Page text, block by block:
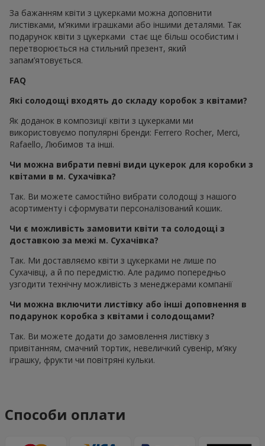
За бажанням квіти з цукерками можна доповнити
листівками, м’якими іграшками або іншими деталями. Так
подарунок квіти з цукерками стає ще більш особистим і
перетворюється на стильний презент, який
запам’ятовується.
FAQ
Які солодощі входять до складу коробок з квітами?
Як доданок в композиції квіти з цукерками ми
використовуємо популярні бренди: Ferrero Rocher, Merci,
Rafaello, Любимов та інші.
Чи можна вибрати певні види цукерок для коробки з
квітами в м. Сухачівка?
Так. Ви можете самостійно вибрати солодощі з нашого
асортименту і сформувати персоналізований кошик.
Чи є можливість замовити квіти та солодощі з
доставкою за межі м. Сухачівка?
Так. Ми доставляємо квіти з цукерками не лише по
Сухачівці, а й по передмістю. Але радимо попередньо
узгодити технічну можливість з менеджерами компанії
Чи можна включити листівку або інші доповнення в
подарунок коробка з квітами і солодощами?
Так. Ви можете додати до замовлення листівку з
привітанням, смачний тортик, невеличкий сувенір, м’яку
іграшку, фрукти чи повітряні кульки.
Способи оплати